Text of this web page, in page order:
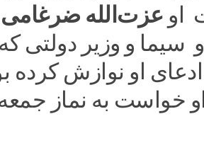
او عزت‌الله ضرغامی
سیما و وزیر دولتی
او نوازش کرده
خواست به نماز جمعه